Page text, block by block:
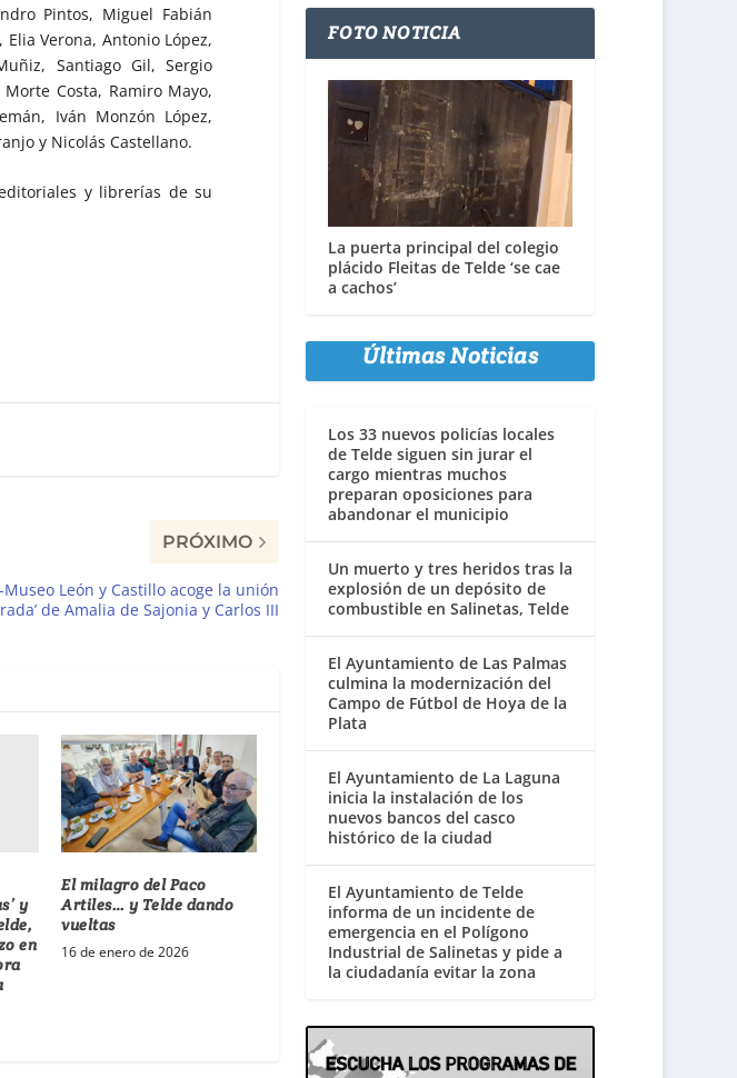
Pintos, Miguel Fabián
Elia Verona, Antonio López,
Santiago Gil, Sergio
Costa, Ramiro Mayo,
Iván Monzón López,
y Nicolás Castellano.
y librerías de su
PRÓXIMO
Museo León y Castillo acoge la unión
de Amalia de Sajonia y Carlos III
y
en
El milagro del Paco
Artiles… y Telde dando
vueltas
16 de enero de 2026
FOTO NOTICIA
La puerta principal del colegio
plácido Fleitas de Telde ‘se cae
a cachos’
Últimas Noticias
Los 33 nuevos policías locales
de Telde siguen sin jurar el
cargo mientras muchos
preparan oposiciones para
abandonar el municipio
Un muerto y tres heridos tras la
explosión de un depósito de
combustible en Salinetas, Telde
El Ayuntamiento de Las Palmas
culmina la modernización del
Campo de Fútbol de Hoya de la
Plata
El Ayuntamiento de La Laguna
inicia la instalación de los
nuevos bancos del casco
histórico de la ciudad
El Ayuntamiento de Telde
informa de un incidente de
emergencia en el Polígono
Industrial de Salinetas y pide a
la ciudadanía evitar la zona